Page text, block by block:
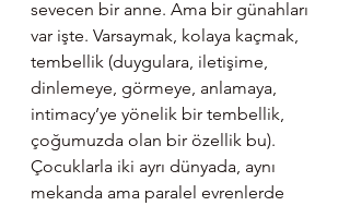
sevecen bir anne. Ama bir günahları
var işte. Varsaymak, kolaya kaçmak,
tembellik (duygulara, iletişime,
dinlemeye, görmeye, anlamaya,
intimacy’ye yönelik bir tembellik,
çoğumuzda olan bir özellik bu).
Çocuklarla iki ayrı dünyada, aynı
mekanda ama paralel evrenlerde